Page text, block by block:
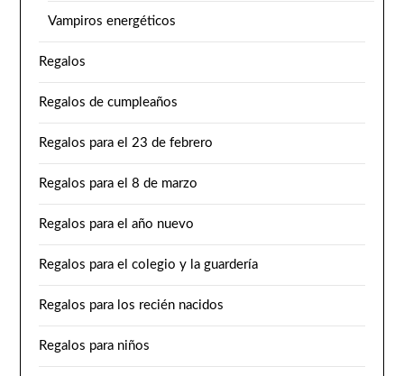
Vampiros energéticos
Regalos
Regalos de cumpleaños
Regalos para el 23 de febrero
Regalos para el 8 de marzo
Regalos para el año nuevo
Regalos para el colegio y la guardería
Regalos para los recién nacidos
Regalos para niños